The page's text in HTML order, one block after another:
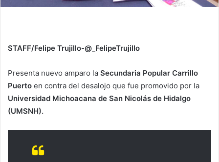
STAFF/Felipe Trujillo-@_FelipeTrujillo
Presenta nuevo amparo la Secundaria Popular Carrillo
Puerto en contra del desalojo que fue promovido por la
Universidad Michoacana de San Nicolás de Hidalgo
(UMSNH).